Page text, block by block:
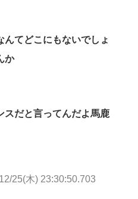
んてどこにもないでしょ
か
スだと言ってんだよ馬鹿
25(木) 23:30:50.703